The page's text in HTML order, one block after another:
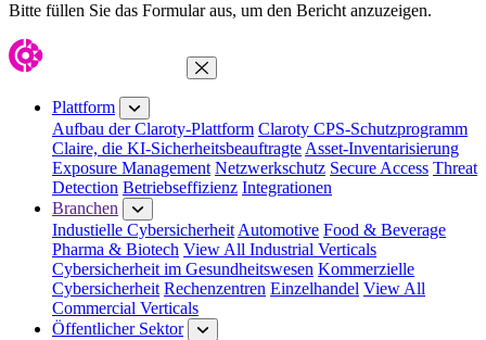
Bitte füllen Sie das Formular aus, um den Bericht anzuzeigen.
Menü schließen
Plattform
Aufbau der Claroty-Plattform Claroty CPS-Schutzprogramm
Claire, die KI-Sicherheitsbeauftragte Asset-Inventarisierung
Exposure Management Netzwerkschutz Secure Access Threat
Detection Betriebseffizienz Integrationen
Branchen
Industielle Cybersicherheit Automotive Food & Beverage
Pharma & Biotech View All Industrial Verticals
Cybersicherheit im Gesundheitswesen Kommerzielle
Cybersicherheit Rechenzentren Einzelhandel View All
Commercial Verticals
Öffentlicher Sektor